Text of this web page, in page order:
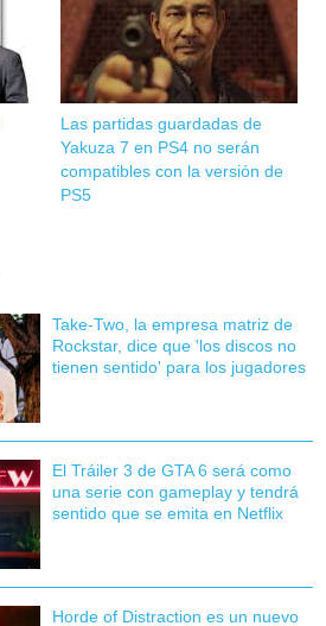
Las partidas guardadas de
Yakuza 7 en PS4 no serán
compatibles con la versión de
PS5
Take-Two, la empresa matriz de
Rockstar, dice que 'los discos no
tienen sentido' para los jugadores
El Tráiler 3 de GTA 6 será como
una serie con gameplay y tendrá
sentido que se emita en Netflix
Horde of Distraction es un nuevo